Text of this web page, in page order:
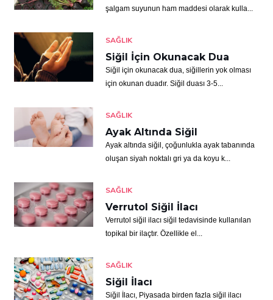
şalgam suyunun ham maddesi olarak kulla...
SAĞLIK
Siğil İçin Okunacak Dua
Siğil için okunacak dua, siğillerin yok olması
için okunan duadır. Siğil duası 3-5...
SAĞLIK
Ayak Altında Siğil
Ayak altında siğil, çoğunlukla ayak tabanında
oluşan siyah noktalı gri ya da koyu k...
SAĞLIK
Verrutol Siğil İlacı
Verrutol siğil ilacı siğil tedavisinde kullanılan
topikal bir ilaçtır. Özellikle el...
SAĞLIK
Siğil İlacı
Siğil İlacı, Piyasada birden fazla siğil ilacı